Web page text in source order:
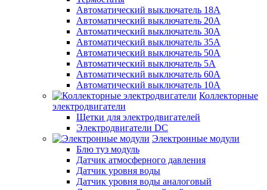
Автоматический выключатель 18А
Автоматический выключатель 20А
Автоматический выключатель 30А
Автоматический выключатель 35А
Автоматический выключатель 50А
Автоматический выключатель 5А
Автоматический выключатель 60А
Автоматический выключатель 10А
Коллекторные
электродвигатели
Щетки для электродвигателей
Электродвигатели DC
Электронные модули
Блю туз модуль
Датчик атмосферного давления
Датчик уровня воды
Датчик уровня воды аналоговый